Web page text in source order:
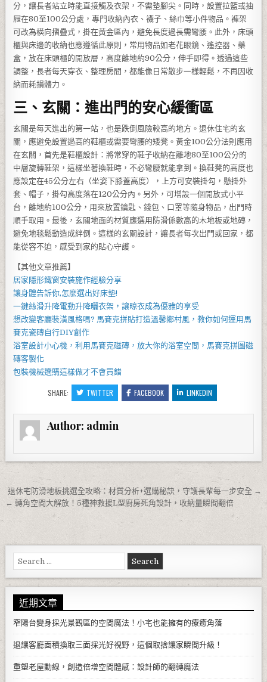
分，讓長者站立時能直接觸及衣架，不需墊腳尖。同時，設置拉籃或抽
屜在80至100公分處，專門收納內衣、襪子、絲巾等小件物品。褲架
可改為橫向摺疊式，掛在黃金區內，避免長度過長需彎腰。此外，床頭
櫃與床邊的收納也應遵循此原則，常用物品如老花眼鏡、遙控器、藥
盒，放在床頭櫃的開放層，高度離地約90公分，伸手即得。透過這些
調整，長者每天穿衣、整理房間，都能像日常散步一樣輕鬆，不再因收
納而耗損體力。
三、玄關：進出門的安心緩衝區
玄關是每天進出的第一站，也是跌倒風險較高的地方。退休住宅的玄
關，應避免設置過高的鞋櫃或需要彎腰的矮凳。黃金100公分法則應用
在玄關，首先是鞋櫃設計：將常穿的鞋子收納在離地80至100公分的
中層旋轉鞋架，這樣坐著換鞋時，不必彎腰就能拿到。換鞋凳的高度也
應設定在45公分左右（坐姿下膝蓋高度），上方可安裝掛勾，懸掛外
套、帽子，掛勾高度落在120公分內。另外，可增設一個開放式小平
台，離地約100公分，用來放置鑰匙、錢包、口罩等隨身物品，出門時
順手取用。最後，玄關地面的材質應選用防滑係數高的木地板或地磚，
避免地毯鬆動造成絆倒。這樣的玄關設計，讓長者每次出門或回家，都
能從容不迫，感受到家的貼心守護。
【其他文章推薦】
居家隱形鐵窗安裝施作經驗分享
讓身體告訴你,怎麼選出好床墊!
一鍵絲滑升降電動升降曬衣架 ，讓晾衣成為優雅的享受
想改變客廳裝潢風格嗎? 馬賽克拼貼打造溫馨鄉村風，教你如何運用 馬
賽克瓷磚自行DIY創作
浴室設計小心機，利用 馬賽克磁磚 ，放大你的浴室空間， 馬賽克拼圖磁
磚客製化
包裝機械選購這樣做才不會買錯
SHARE: TWITTER FACEBOOK LINKEDIN
Author: admin
文章導覽
退休宅防滑地板挑選全攻略：材質分析+選購秘訣，守護長輩每一步安全 →
← 轉角空間大解放！5種神救援L型廚房死角設計，收納量瞬間翻倍
Search for:
近期文章
窄陽台變身採光景觀區的空間魔法！小宅也能擁有的療癒角落
退讓客廳面積換取三面採光好視野，這個取捨讓家瞬間升級！
重塑老屋動線，創造倍增空間體感：設計師的翻轉魔法